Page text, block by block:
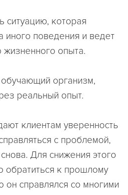
ситуацию, которая
иного поведения и ведет
опыта.
организм,
реальный опыт.
клиентам уверенность
с проблемой,
Для снижения этого
обратиться к прошлому
он справлялся со многими